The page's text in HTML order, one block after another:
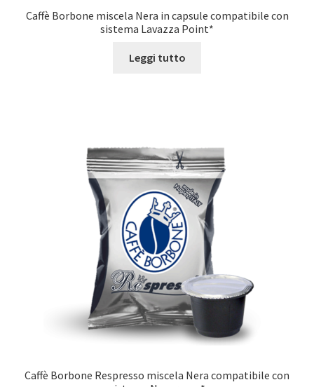
Caffè Borbone miscela Nera in capsule compatibile con
sistema Lavazza Point*
Leggi tutto
Caffè Borbone Respresso miscela Nera compatibile con